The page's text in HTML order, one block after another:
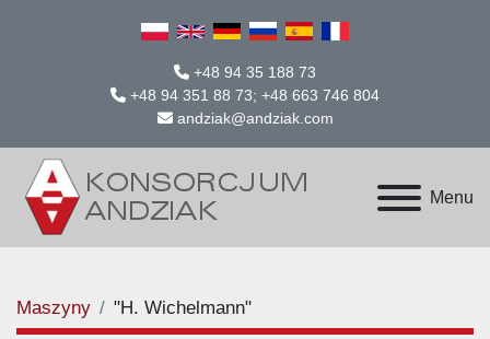
+48 94 35 188 73
+48 94 351 88 73; +48 663 746 804
andziak@andziak.com
Menu
Maszyny "H. Wichelmann"